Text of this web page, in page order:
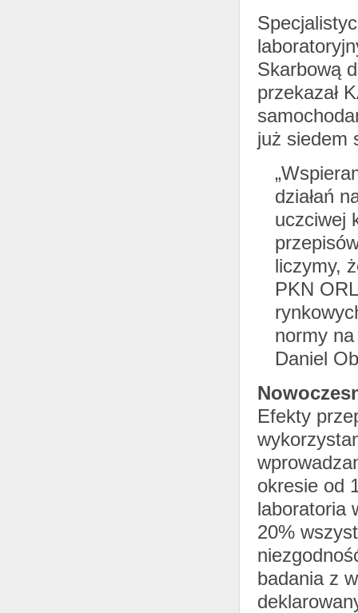
Skarbową
przekazał
już siedem
działań
uczciwej
liczymy,
PKN
normy
Daniel
Efekty
okresie od
laboratoria
20%
badania z